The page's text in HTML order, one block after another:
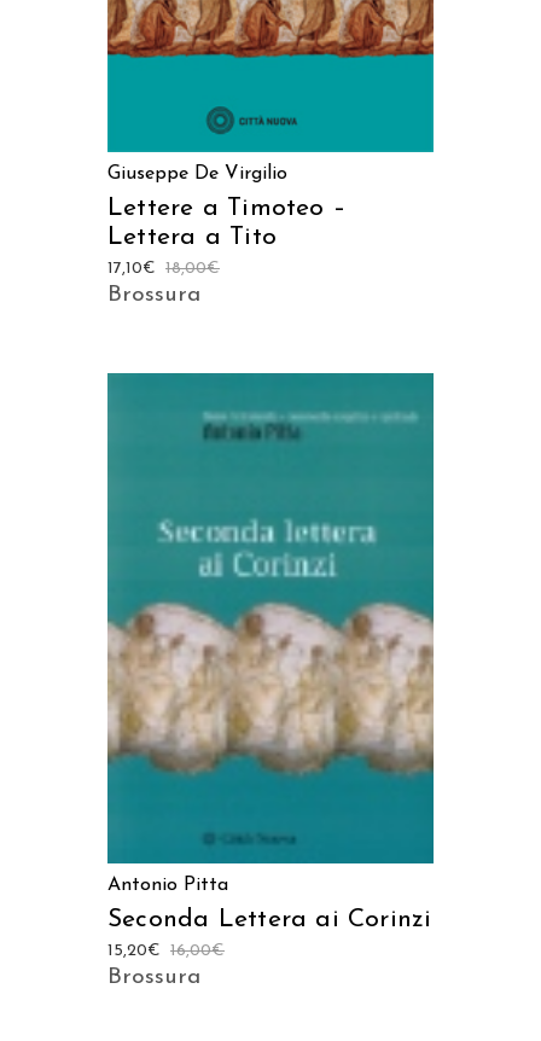
Giuseppe De Virgilio
Lettere a Timoteo –
Lettera a Tito
18,00€
17,10€
Brossura
AGGIUNGI AL CARRELLO
Antonio Pitta
Seconda Lettera ai Corinzi
16,00€
15,20€
Brossura